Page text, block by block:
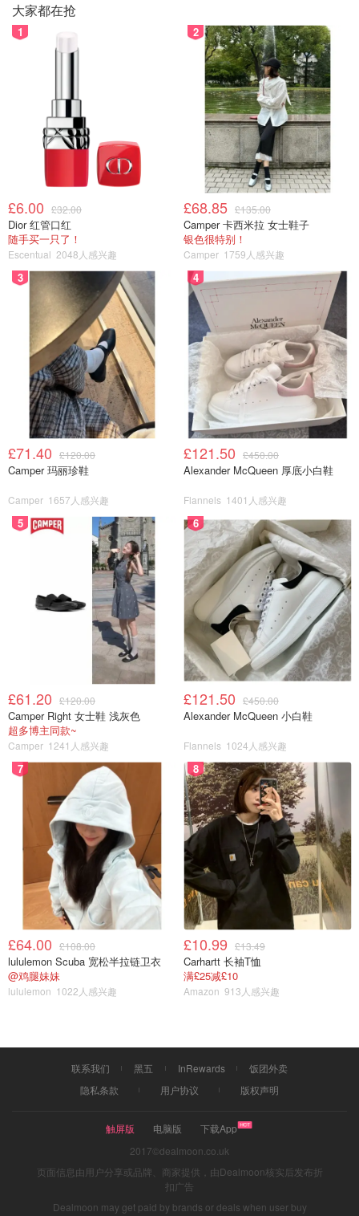
1. 英国诺氟沙星眼药水
大家在国内麦粒肿或者眼睛发炎经常使用的滴眼液就是诺氟
沙星滴眼液，诺氟沙星眼药水通过抑制细菌的DNA旋转酶
和DNA复制而发挥作用。可以用于治疗眼睑炎、外睑腺
炎、泪囊炎、结膜炎、内睑腺炎、角膜炎等症状。诺氟沙星
眼药水的英文是 Ofloxacin Eye Drops，在英国诺氟沙星不
属于大家可以自己买到的非处方药，是需要咨询医师才可以
使用的。大家可以尝试使用Amazon Pharmacy去获取诺氟
沙星滴眼液，或者在国内携带或者寻找华人药店购买。（
Amazon查看
图片来源于@Amazon，版权属于原作者
这款Brolene眼药水是社区粉丝们推荐的超好用的麦粒肿救
星，如果麦粒肿不严重的话连续滴上几天就消除红肿啦！这
款眼药水也是英国GP推荐的家庭常备药，在Boots就可以买
到！一瓶大概5-6镑！（
购买链接）
图片来源于社区粉丝@熙熙沼泽，版权属于原作者
大家都在抢
1
£6.00 £32.00
Dior 红管口红
随手买一只了！
Escentual 2048人感兴趣
2
£68.85 £135.00
Camper 卡西米拉 女士鞋子
银色很特别！
Camper 1759人感兴趣
3
£71.40 £120.00
Camper 玛丽珍鞋
Camper 1657人感兴趣
4
£121.50 £450.00
Alexander McQueen 厚底小白鞋
Flannels 1401人感兴趣
5
£61.20 £120.00
Camper Right 女士鞋 浅灰色
超多博主同款~
Camper 1241人感兴趣
6
£121.50 £450.00
Alexander McQueen 小白鞋
Flannels 1024人感兴趣
7
£64.00 £108.00
lululemon Scuba 宽松半拉链卫衣
@鸡腿妹妹
lululemon 1022人感兴趣
8
£10.99 £13.49
Carhartt 长袖T恤
满£25减£10
Amazon 913人感兴趣
联系我们 黑五 InRewards
饭团外卖
隐私条款
用户协议 版权声明
触屏版 电脑版
下载App
2017©dealmoon.co.uk
页面信息由用户分享或品牌、商家提供，由Dealmoon核实后发布折
扣广告
Dealmoon may get paid by brands or deals when user buy